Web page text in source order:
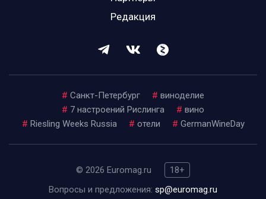
Редакция
# Санкт-Петербург # виноделие
# 7 настроений Рислинга # вино
# Riesling Weeks Russia # отели # GermanWineDay
© 2026 Euromag.ru
18+
Вопросы и предложения: sp@euromag.ru